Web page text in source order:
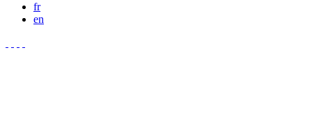
fr
en